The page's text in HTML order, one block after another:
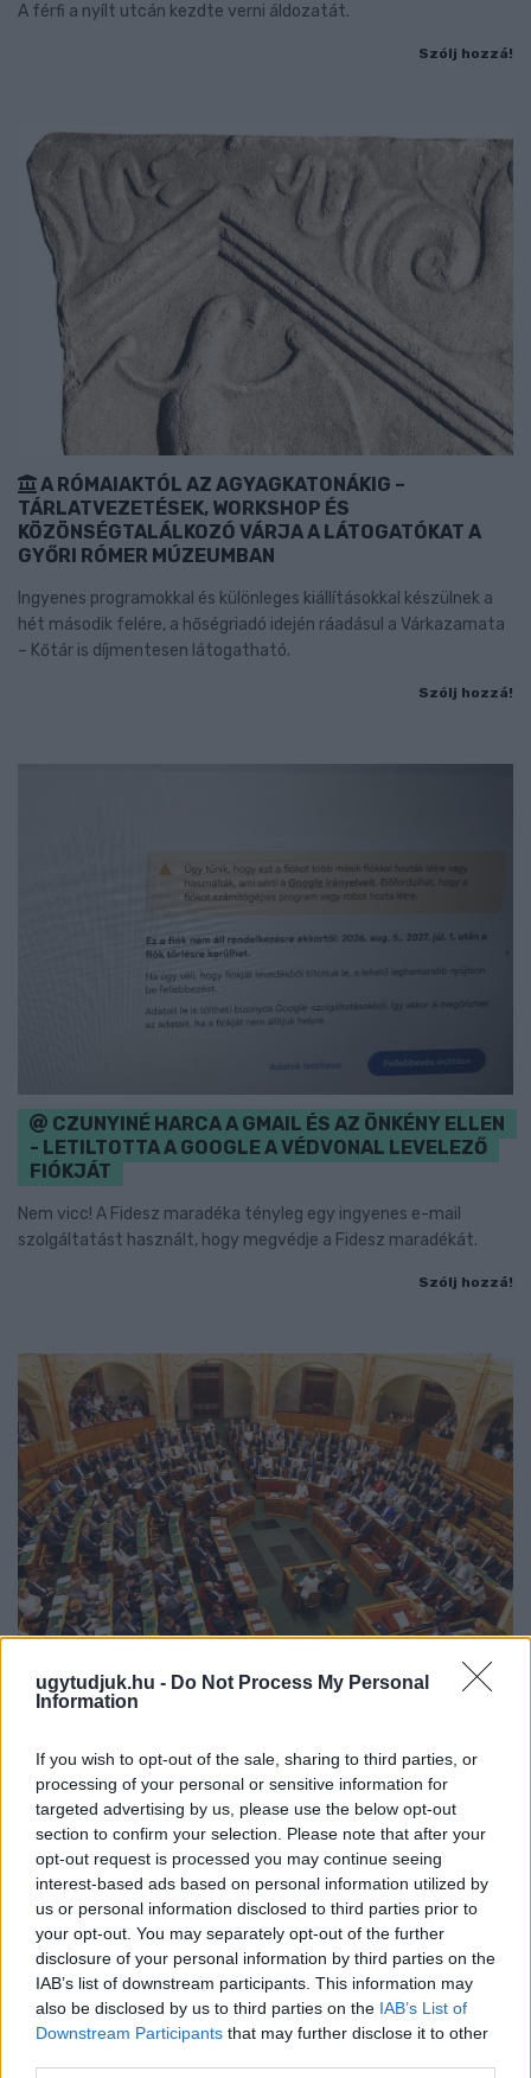
ugytudjuk.hu - Do Not Process My Personal
Information
If you wish to opt-out of the sale, sharing to third parties, or
processing of your personal or sensitive information for
targeted advertising by us, please use the below opt-out
section to confirm your selection. Please note that after your
opt-out request is processed you may continue seeing
interest-based ads based on personal information utilized by
us or personal information disclosed to third parties prior to
your opt-out. You may separately opt-out of the further
disclosure of your personal information by third parties on the
IAB’s list of downstream participants. This information may
also be disclosed by us to third parties on the IAB’s List of
Downstream Participants that may further disclose it to other
A férfi a nyílt utcán kezdte verni áldozatát.
Szólj hozzá!
A RÓMAIAKTÓL AZ AGYAGKATONÁKIG –
TÁRLATVEZETÉSEK, WORKSHOP ÉS
KÖZÖNSÉGTALÁLKOZÓ VÁRJA A LÁTOGATÓKAT A
GYŐRI RÓMER MÚZEUMBAN
Ingyenes programokkal és különleges kiállításokkal készülnek a
hét második felére, a hőségriadó idején ráadásul a Várkazamata
– Kőtár is díjmentesen látogatható.
Szólj hozzá!
CZUNYINÉ HARCA A GMAIL ÉS AZ ÖNKÉNY ELLEN
- LETILTOTTA A GOOGLE A VÉDVONAL LEVELEZŐ
FIÓKJÁT
Nem vicc! A Fidesz maradéka tényleg egy ingyenes e-mail
szolgáltatást használt, hogy megvédje a Fidesz maradékát.
Szólj hozzá!
KEDDEN MEGVÁLASZTHATJA AZ
KÖZTÁRSASÁGI ELNÖKÉT
A TISZA Párt frakciója kezdeményezte az államfőválasztás
augusztus 11-re való kitűzését - a kormánypárti jelölt személye
ugyanakkor egyelőre nem ismert.
Szólj hozzá!